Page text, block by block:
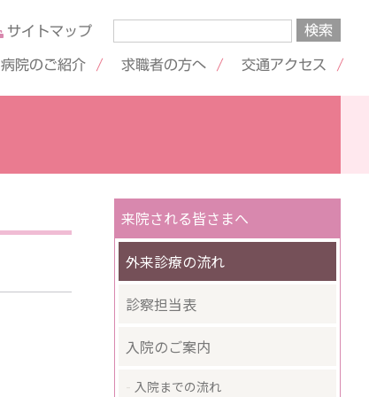
サイトマップ
病院のご紹介 求職者の方へ 交通アクセス
来院される皆さまへ
外来診療の流れ
診察担当表
入院のご案内
入院までの流れ